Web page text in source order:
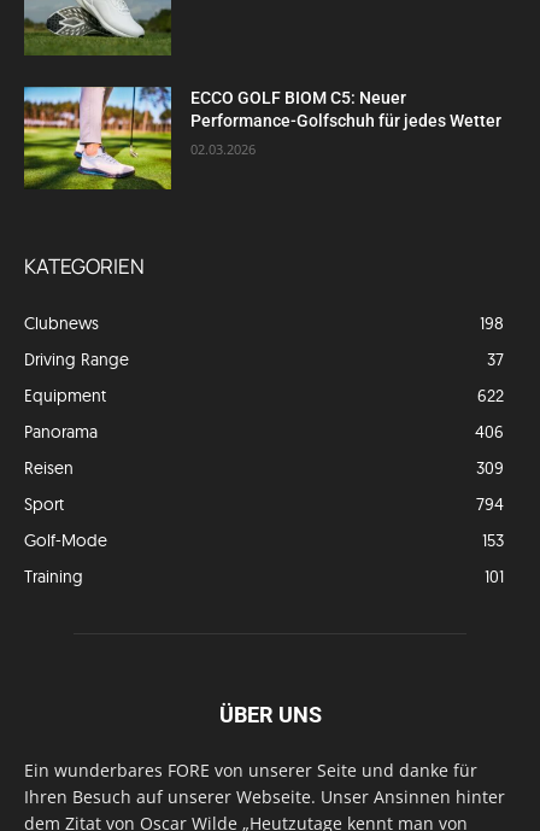
ECCO GOLF BIOM C5: Neuer
Performance-Golfschuh für jedes Wetter
02.03.2026
KATEGORIEN
Clubnews
198
Driving Range
37
Equipment
622
Panorama
406
Reisen
309
Sport
794
Golf-Mode
153
Training
101
ÜBER UNS
Ein wunderbares FORE von unserer Seite und danke für
Ihren Besuch auf unserer Webseite. Unser Ansinnen hinter
dem Zitat von Oscar Wilde „Heutzutage kennt man von